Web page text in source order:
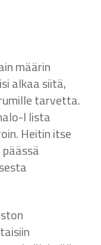
määrin
alkaa siitä,
tarvetta.
l lista
Heitin itse